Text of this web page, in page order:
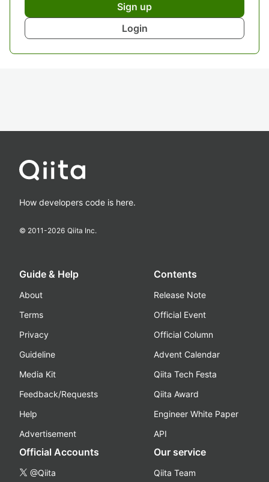
Sign up
Login
How developers code is here.
© 2011-2026 Qiita Inc.
Guide & Help
About
Terms
Privacy
Guideline
Media Kit
Feedback/Requests
Help
Advertisement
Contents
Release Note
Official Event
Official Column
Advent Calendar
Qiita Tech Festa
Qiita Award
Engineer White Paper
API
Official Accounts
@Qiita
Our service
Qiita Team